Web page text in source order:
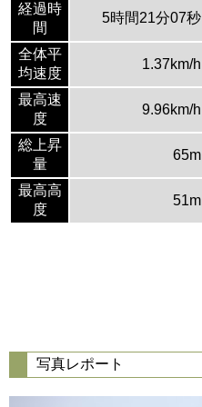
経過時
間
5時間21分07秒
全体平
均速度
1.37km/h
最高速
度
9.96km/h
総上昇
量
65m
最高高
度
51m
写真レポート